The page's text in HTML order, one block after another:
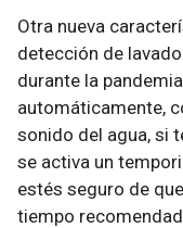
Otra nueva
detección de
durante la
automáticamente,
sonido del agua, si
se activa un
estés seguro de
tiempo